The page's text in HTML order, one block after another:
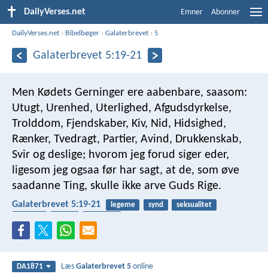
DailyVerses.net Emner Abonner
DailyVerses.net › Bibelbøger ›Galaterbrevet ›5
Galaterbrevet 5:19-21
Men Kødets Gerninger ere aabenbare, saasom:
Utugt, Urenhed, Uterlighed, Afgudsdyrkelse,
Trolddom, Fjendskaber, Kiv, Nid, Hidsighed,
Rænker, Tvedragt, Partier, Avind, Drukkenskab,
Svir og deslige; hvorom jeg forud siger eder,
ligesom jeg ogsaa før har sagt, at de, som øve
saadanne Ting, skulle ikke arve Guds Rige.
Galaterbrevet 5:19-21 legeme synd
seksualitet
DA1871 LæsGalaterbrevet 5 online